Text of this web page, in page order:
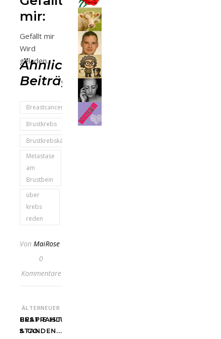
mir:
Gefällt mir
Wird
geladen...
Ähnliche
Beiträge
Breastcancer
Brustkrebs
Brustkrebskämpferin
Metastase
am
Brustbein
über
krebs
reden
Von MaiRose
0
Kommentare
ÄLTER
BESTRAHLUNGEN
& CO.
NEUER
1. THERAPIE IST